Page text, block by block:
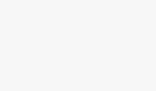
democracia recorrem
desta citação é simples e
povo (leia-se o seu voto,
processo democrático), está
evidente, exige educação e